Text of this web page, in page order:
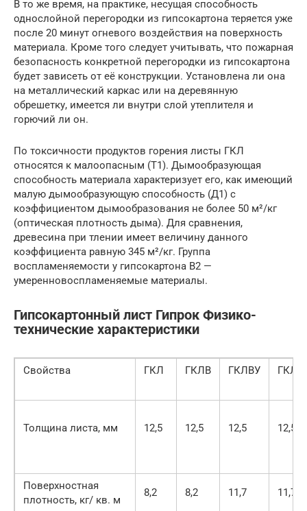
В то же время, на практике, несущая способность
однослойной перегородки из гипсокартона теряется уже
после 20 минут огневого воздействия на поверхность
материала. Кроме того следует учитывать, что пожарная
безопасность конкретной перегородки из гипсокартона
будет зависеть от её конструкции. Установлена ли она
на металлический каркас или на деревянную
обрешетку, имеется ли внутри слой утеплителя и
горючий ли он.
По токсичности продуктов горения листы ГКЛ
относятся к малоопасным (Т1). Дымообразующая
способность материала характеризует его, как имеющий
малую дымообразующую способность (Д1) с
коэффициентом дымообразования не более 50 м²/кг
(оптическая плотность дыма). Для сравнения,
древесина при тлении имеет величину данного
коэффициента равную 345 м²/кг. Группа
воспламеняемости у гипсокартона В2 —
умеренновоспламеняемые материалы.
Гипсокартонный лист Гипрок Физико-
технические характеристики
Свойства ГКЛ ГКЛВ ГКЛВУ ГКЛУ
Толщина листа, мм 12,5 12,5 12,5 12,5
Поверхностная
плотность, кг/ кв. м
8,2 8,2 11,7 11,7